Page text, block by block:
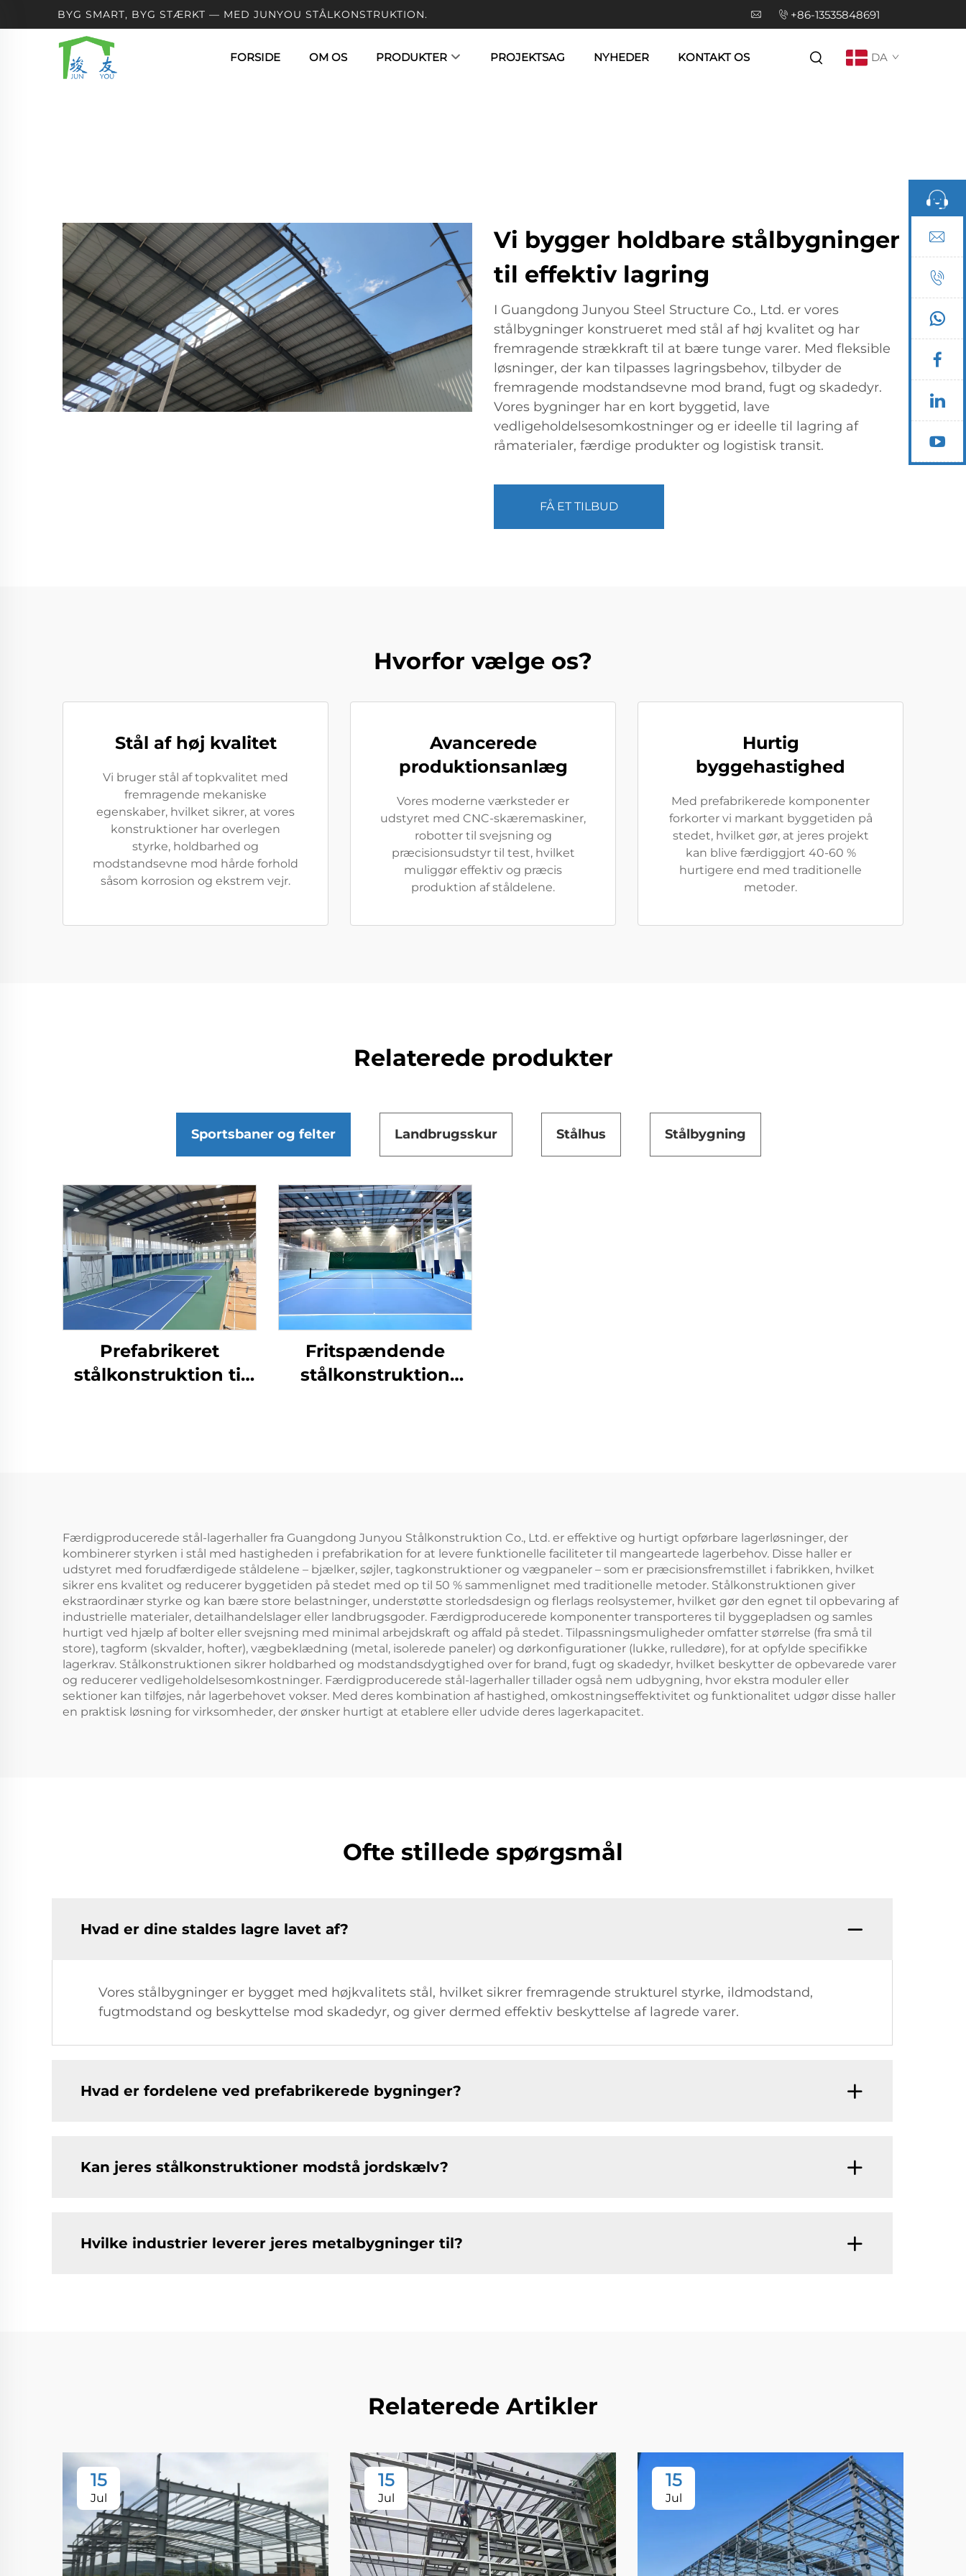
BYG SMART, BYG STÆRKT — MED JUNYOU STÅLKONSTRUKTION. +86-13535848691
FORSIDE OM OS PRODUKTER PROJEKTSAG NYHEDER KONTAKT OS DA
Vi bygger holdbare stålbygninger
til effektiv lagring
I Guangdong Junyou Steel Structure Co., Ltd. er vores
stålbygninger konstrueret med stål af høj kvalitet og har
fremragende strækkraft til at bære tunge varer. Med fleksible
løsninger, der kan tilpasses lagringsbehov, tilbyder de
fremragende modstandsevne mod brand, fugt og skadedyr.
Vores bygninger har en kort byggetid, lave
vedligeholdelsesomkostninger og er ideelle til lagring af
råmaterialer, færdige produkter og logistisk transit.
FÅ ET TILBUD
Hvorfor vælge os?
Stål af høj kvalitet
Vi bruger stål af topkvalitet med
fremragende mekaniske
egenskaber, hvilket sikrer, at vores
konstruktioner har overlegen
styrke, holdbarhed og
modstandsevne mod hårde forhold
såsom korrosion og ekstrem vejr.
Avancerede
produktionsanlæg
Vores moderne værksteder er
udstyret med CNC-skæremaskiner,
robotter til svejsning og
præcisionsudstyr til test, hvilket
muliggør effektiv og præcis
produktion af ståldelene.
Hurtig
byggehastighed
Med prefabrikerede komponenter
forkorter vi markant byggetiden på
stedet, hvilket gør, at jeres projekt
kan blive færdiggjort 40-60 %
hurtigere end med traditionelle
metoder.
Relaterede produkter
Sportsbaner og felter Landbrugsskur Stålhus Stålbygning
Prefabrikeret
stålkonstruktion til
Fritspændende
stålkonstruktion
Færdigproducerede stål-lagerhaller fra Guangdong Junyou Stålkonstruktion Co., Ltd. er effektive og hurtigt opførbare lagerløsninger, der
kombinerer styrken i stål med hastigheden i prefabrikation for at levere funktionelle faciliteter til mangeartede lagerbehov. Disse haller er
udstyret med forudfærdigede ståldelene – bjælker, søjler, tagkonstruktioner og vægpaneler – som er præcisionsfremstillet i fabrikken, hvilket
sikrer ens kvalitet og reducerer byggetiden på stedet med op til 50 % sammenlignet med traditionelle metoder. Stålkonstruktionen giver
ekstraordinær styrke og kan bære store belastninger, understøtte storledsdesign og flerlags reolsystemer, hvilket gør den egnet til opbevaring af
industrielle materialer, detailhandelslager eller landbrugsgoder. Færdigproducerede komponenter transporteres til byggepladsen og samles
hurtigt ved hjælp af bolter eller svejsning med minimal arbejdskraft og affald på stedet. Tilpassningsmuligheder omfatter størrelse (fra små til
store), tagform (skvalder, hofter), vægbeklædning (metal, isolerede paneler) og dørkonfigurationer (lukke, rulledøre), for at opfylde specifikke
lagerkrav. Stålkonstruktionen sikrer holdbarhed og modstandsdygtighed over for brand, fugt og skadedyr, hvilket beskytter de opbevarede varer
og reducerer vedligeholdelsesomkostninger. Færdigproducerede stål-lagerhaller tillader også nem udbygning, hvor ekstra moduler eller
sektioner kan tilføjes, når lagerbehovet vokser. Med deres kombination af hastighed, omkostningseffektivitet og funktionalitet udgør disse haller
en praktisk løsning for virksomheder, der ønsker hurtigt at etablere eller udvide deres lagerkapacitet.
Ofte stillede spørgsmål
Hvad er dine staldes lagre lavet af?
Vores stålbygninger er bygget med højkvalitets stål, hvilket sikrer fremragende strukturel styrke, ildmodstand,
fugtmodstand og beskyttelse mod skadedyr, og giver dermed effektiv beskyttelse af lagrede varer.
Hvad er fordelene ved prefabrikerede bygninger?
Kan jeres stålkonstruktioner modstå jordskælv?
Hvilke industrier leverer jeres metalbygninger til?
Relaterede Artikler
15
Jul
15
Jul
15
Jul